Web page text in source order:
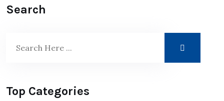
Search
Top Categories